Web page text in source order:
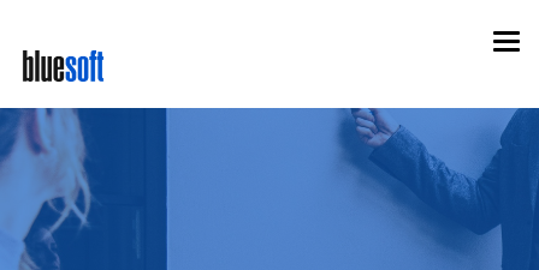
main
content